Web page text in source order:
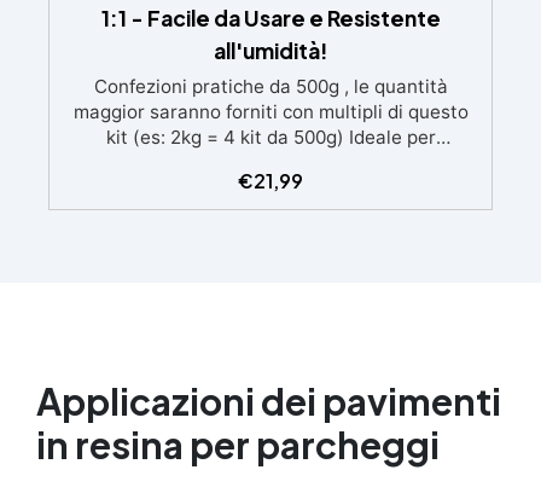
1:1 - Facile da Usare e Resistente
all'umidità!
Confezioni pratiche da 500g , le quantità
maggior saranno forniti con multipli di questo
kit (es: 2kg = 4 kit da 500g) Ideale per
inizia. Sempre lucida: garantisce una finitura
brillante e uniforme in ogni condizione.
€21,99
Applicazioni dei pavimenti
in resina per parcheggi